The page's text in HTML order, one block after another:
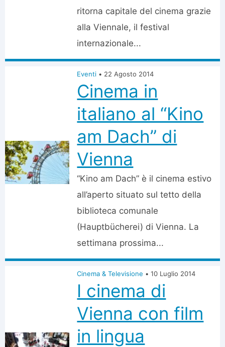
ritorna capitale del cinema grazie
alla Viennale, il festival
internazionale...
Eventi • 22 Agosto 2014
Cinema in
italiano al “Kino
am Dach” di
Vienna
“Kino am Dach” è il cinema estivo
all’aperto situato sul tetto della
biblioteca comunale
(Hauptbücherei) di Vienna. La
settimana prossima...
Cinema & Televisione • 10 Luglio 2014
I cinema di
Vienna con film
in lingua